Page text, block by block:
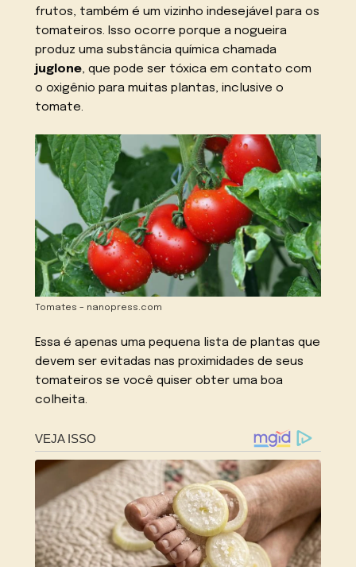
frutos, também é um vizinho indesejável para os
tomateiros. Isso ocorre porque a nogueira
produz uma substância química chamada
juglone, que pode ser tóxica em contato com
o oxigênio para muitas plantas, inclusive o
tomate.
Tomates – nanopress.com
Essa é apenas uma pequena lista de plantas que
devem ser evitadas nas proximidades de seus
tomateiros se você quiser obter uma boa
colheita.